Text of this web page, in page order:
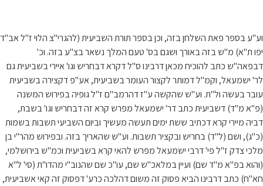
וע"ע בספר פאת השלחן בזה, וכן בספר תורת השביעית (להגרי"צ הלוי ז"ל אב"ד
יפו ת"א) מ"ש בזה באורך ושגם בס' טעם המלך נשאר בצ"ע בזה. וכ'
דבפאה"ש כתב להוכיח מכאן דרבינו ס"ל דקרא דבחריש וגו' איירי בשביעית גם
לר' ישמעאל, וקמ"ל דמותר לקצור העומר בשביעית, אע"פ דקצירה בשביעית
עובר בעשה ול"ת. וע"ש שהקשה ע"ז דהרמב"ם ז"ל גופיה בפירוש המשנה
(פ"א מ"ד) דשביעית כתב דר' ישמעאל מפרש קרא זה דבחריש וגו' בשבת,
דביה מיירי קרא דכתיב ששת ימים תעשה מעשיך וביום השביעי תשבות בשמות
(כ"ג), ושם (ל"ד) בחריש ובקציר תשבות. וע"ש שהאריך בזה. ובפירוש מהר"י בן
מלכי צדק ז"ל פי' דרבי ישמעאל מפרש להאי קרא בשביעית וכמ"ש בירושלמי,
(והוא בפ"א מ"ד שם) ועיין במלאכ"ש שם, עו"כ שם שהנוב"י מהדו"ת (סי' ל"א
חא"ח) כתב דרבינו הביא פסוק זה משום דהלכה כרע' דפסוק זה קאי אשביעית,